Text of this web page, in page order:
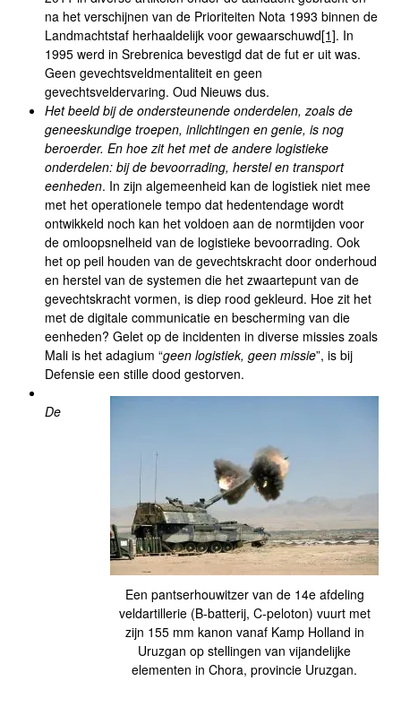
na het verschijnen van de Prioriteiten Nota 1993 binnen de
Landmachtstaf herhaaldelijk voor gewaarschuwd[1]. In
1995 werd in Srebrenica bevestigd dat de fut er uit was.
Geen gevechtsveldmentaliteit en geen
gevechtsveldervaring. Oud Nieuws dus.
Het beeld bij de ondersteunende onderdelen, zoals de
geneeskundige troepen, inlichtingen en genie, is nog
beroerder. En hoe zit het met de andere logistieke
onderdelen: bij de bevoorrading, herstel en transport
eenheden. In zijn algemeenheid kan de logistiek niet mee
met het operationele tempo dat hedentendage wordt
ontwikkeld noch kan het voldoen aan de normtijden voor
de omloopsnelheid van de logistieke bevoorrading. Ook
het op peil houden van de gevechtskracht door onderhoud
en herstel van de systemen die het zwaartepunt van de
gevechtskracht vormen, is diep rood gekleurd. Hoe zit het
met de digitale communicatie en bescherming van die
eenheden? Gelet op de incidenten in diverse missies zoals
Mali is het adagium “geen logistiek, geen missie”, is bij
Defensie een stille dood gestorven.
Een pantserhouwitzer van de 14e afdeling
veldartillerie (B-batterij, C-peloton) vuurt met
zijn 155 mm kanon vanaf Kamp Holland in
Uruzgan op stellingen van vijandelijke
elementen in Chora, provincie Uruzgan.
De